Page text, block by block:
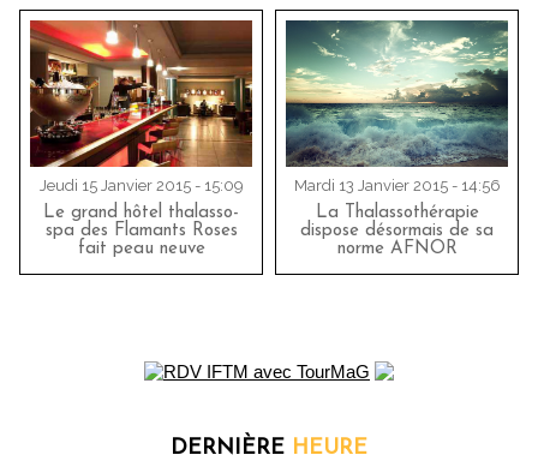
Jeudi 15 Janvier 2015 - 15:09
Le grand hôtel thalasso-
spa des Flamants Roses
fait peau neuve
Mardi 13 Janvier 2015 - 14:56
La Thalassothérapie
dispose désormais de sa
norme AFNOR
DERNIÈRE HEURE